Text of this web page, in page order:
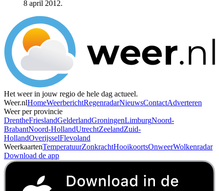
8 april 2012.
Het weer in jouw regio de hele dag actueel.
Weer.nlHomeWeerberichtRegenradarNieuwsContactAdverteren
Weer per provincie
DrentheFrieslandGelderlandGroningenLimburgNoord-
BrabantNoord-HollandUtrechtZeelandZuid-
HollandOverijsselFlevoland
WeerkaartenTemperatuurZonkrachtHooikoortsOnweerWolkenradar
Download de app